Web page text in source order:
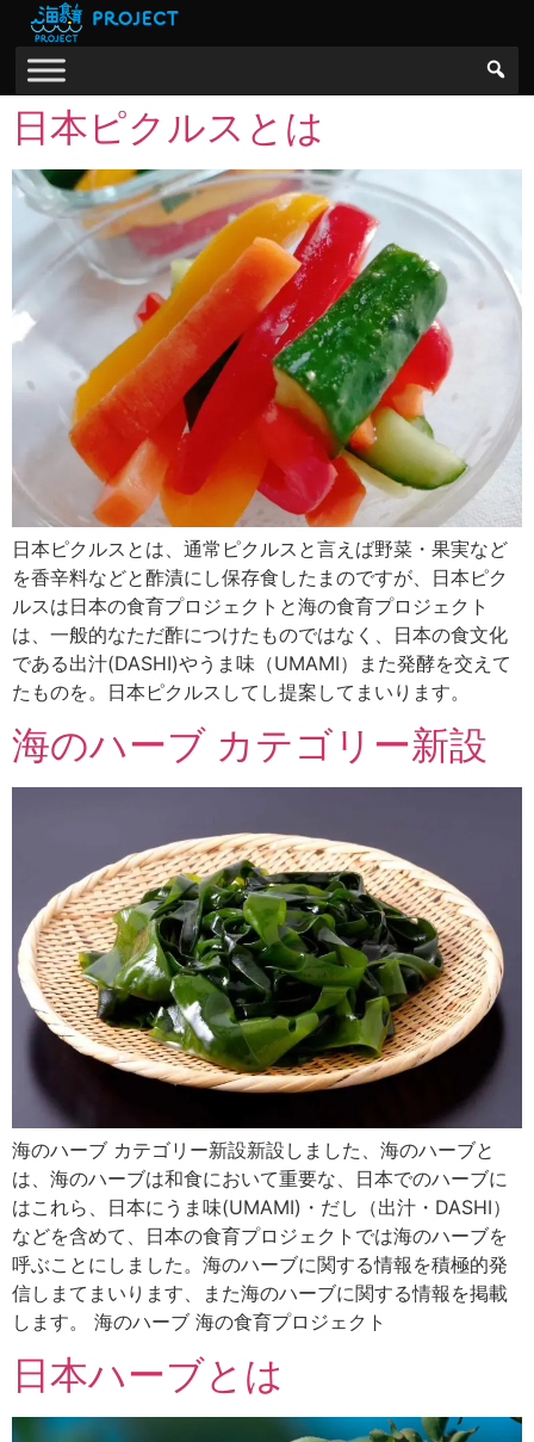
日本ピクルスとは
日本ピクルスとは、通常ピクルスと言えば野菜・果実など
を香辛料などと酢漬にし保存食したまのですが、日本ピク
ルスは日本の食育プロジェクトと海の食育プロジェクト
は、一般的なただ酢につけたものではなく、日本の食文化
である出汁(DASHI)やうま味（UMAMI）また発酵を交えて
たものを。日本ピクルスしてし提案してまいります。
海のハーブ カテゴリー新設
海のハーブ カテゴリー新設新設しました、海のハーブと
は、海のハーブは和食において重要な、日本でのハーブに
はこれら、日本にうま味(UMAMI)・だし（出汁・DASHI）
などを含めて、日本の食育プロジェクトでは海のハーブを
呼ぶことにしました。海のハーブに関する情報を積極的発
信しまてまいります、また海のハーブに関する情報を掲載
します。 海のハーブ 海の食育プロジェクト
日本ハーブとは